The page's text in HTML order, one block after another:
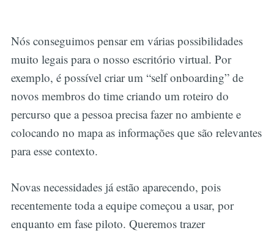
Nós conseguimos pensar em várias possibilidades
muito legais para o nosso escritório virtual. Por
exemplo, é possível criar um “self onboarding” de
novos membros do time criando um roteiro do
percurso que a pessoa precisa fazer no ambiente e
colocando no mapa as informações que são relevantes
para esse contexto.
Novas necessidades já estão aparecendo, pois
recentemente toda a equipe começou a usar, por
enquanto em fase piloto. Queremos trazer